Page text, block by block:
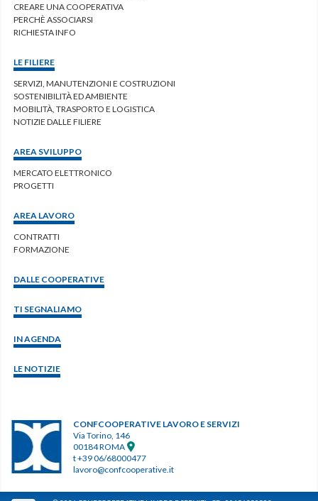
CREARE UNA COOPERATIVA
PERCHÈ ASSOCIARSI
RICHIESTA INFO
LE FILIERE
SERVIZI, MANUTENZIONI E COSTRUZIONI
SOSTENIBILITÀ ED AMBIENTE
MOBILITÀ, TRASPORTO E LOGISTICA
NOTIZIE DALLE FILIERE
AREA SVILUPPO
MERCATO ELETTRONICO
PROGETTI
AREA LAVORO
CONTRATTI
FORMAZIONE
DALLE COOPERATIVE
TI SEGNALIAMO
IN AGENDA
LE NOTIZIE
CONFCOOPERATIVE LAVORO E SERVIZI
Via Torino, 146
00184 ROMA
t +39 06/68000477
lavoro@confcooperative.it